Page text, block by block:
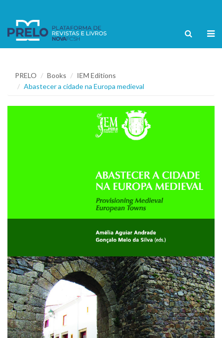
PRELO Books
IEM Editions
Abastecer a cidade na Europa medieval